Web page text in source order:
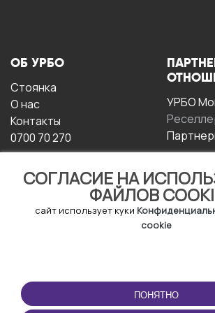
СОГЛАСИЕ НА
ФАЙЛОВ
сайт использует куки
cookie
ПОНЯТНО
ОБ УРБО
Стоянка
О нас
Контакты
0700 70 270
УРБО
ЭКСПЛУАТАЦИИ
Условия и положения